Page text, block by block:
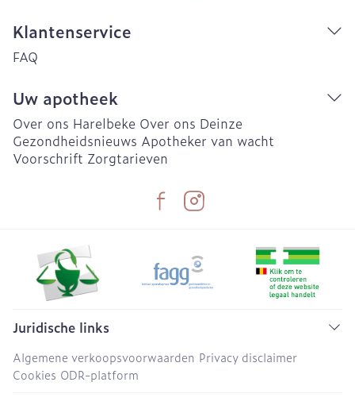
Klantenservice
FAQ
Uw apotheek
Over ons Harelbeke Over ons Deinze
Gezondheidsnieuws Apotheker van wacht
Voorschrift Zorgtarieven
Juridische links
Algemene verkoopsvoorwaarden Privacy disclaimer
Cookies ODR-platform